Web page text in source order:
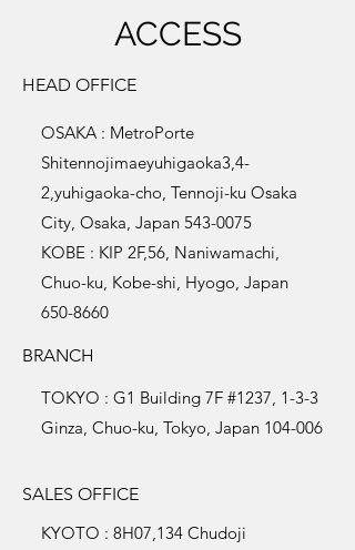
​ACCESS
HEAD OFFICE
OSAKA : MetroPorte
Shitennojimaeyuhigaoka3,4-
2,yuhigaoka-cho, Tennoji-ku Osaka
City, Osaka, Japan 543-0075
KOBE : KIP 2F,56, Naniwamachi,
Chuo-ku, Kobe-shi, Hyogo, Japan
650-8660
BRANCH
TOKYO : G1 Building 7F #1237, 1-3-3
Ginza, Chuo-ku, Tokyo, Japan 104-006
SALES OFFICE
KYOTO : 8H07,134 Chudoji